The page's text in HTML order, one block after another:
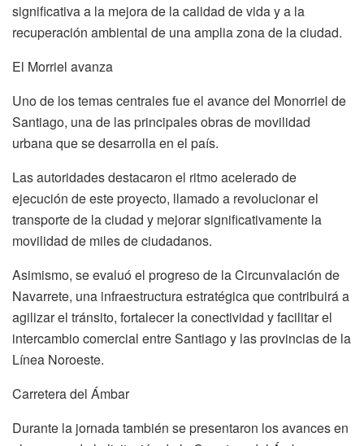
significativa a la mejora de la calidad de vida y a la
recuperación ambiental de una amplia zona de la ciudad.
El Morriel avanza
Uno de los temas centrales fue el avance del Monorriel de
Santiago, una de las principales obras de movilidad
urbana que se desarrolla en el país.
Las autoridades destacaron el ritmo acelerado de
ejecución de este proyecto, llamado a revolucionar el
transporte de la ciudad y mejorar significativamente la
movilidad de miles de ciudadanos.
Asimismo, se evaluó el progreso de la Circunvalación de
Navarrete, una infraestructura estratégica que contribuirá a
agilizar el tránsito, fortalecer la conectividad y facilitar el
intercambio comercial entre Santiago y las provincias de la
Línea Noroeste.
Carretera del Ámbar
Durante la jornada también se presentaron los avances en